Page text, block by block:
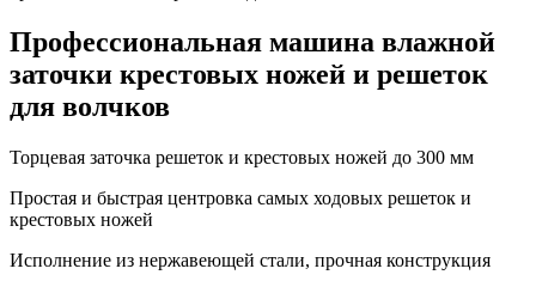
Профессиональная машина влажной
заточки крестовых ножей и решеток
для волчков
Торцевая заточка решеток и крестовых ножей до 300 мм
Простая и быстрая центровка самых ходовых решеток и
крестовых ножей
Исполнение из нержавеющей стали, прочная конструкция